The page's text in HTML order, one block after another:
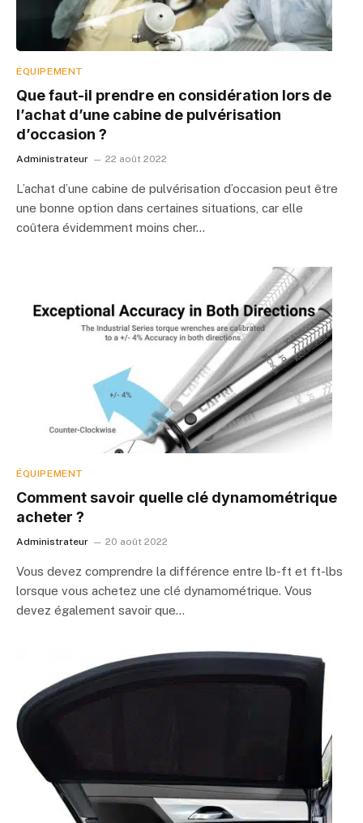
ÉQUIPEMENT
Que faut-il prendre en considération lors de
l’achat d’une cabine de pulvérisation
d’occasion ?
Administrateur 22 août 2022
L’achat d’une cabine de pulvérisation d’occasion peut être
une bonne option dans certaines situations, car elle
coûtera évidemment moins cher…
ÉQUIPEMENT
Comment savoir quelle clé dynamométrique
acheter ?
Administrateur 20 août 2022
Vous devez comprendre la différence entre lb-ft et ft-lbs
lorsque vous achetez une clé dynamométrique. Vous
devez également savoir que…